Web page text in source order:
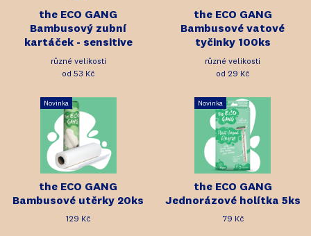
the ECO GANG
Bambusový zubní
kartáček - sensitive
různé velikosti
od 53 Kč
the ECO GANG
Bambusové vatové
tyčinky 100ks
různé velikosti
od 29 Kč
Novinka
the ECO GANG
Bambusové utěrky 20ks
129 Kč
Novinka
the ECO GANG
Jednorázové holítka 5ks
79 Kč